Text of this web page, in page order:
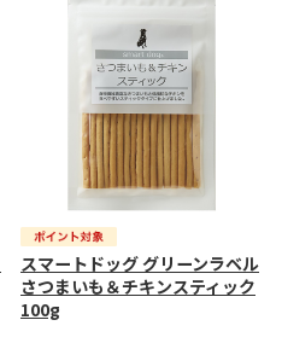
スマートドッグ グリーンラベル
さつまいも＆チキンスティック
100g